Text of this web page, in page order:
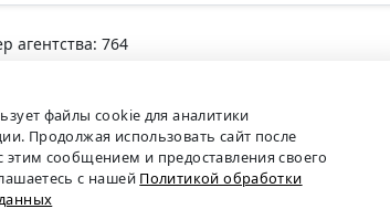
агентства: 764
файлы cookie для аналитики
Продолжая использовать сайт после
этим сообщением и предоставления своего
с нашей Политикой обработки